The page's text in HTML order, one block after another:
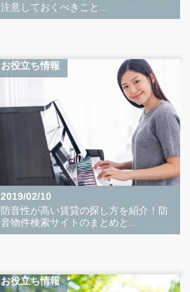
注意しておくべきこと...
お役立ち情報
2019/02/10
防音性が高い賃貸の探し方を紹介！防
音物件検索サイトのまとめと...
お役立ち情報